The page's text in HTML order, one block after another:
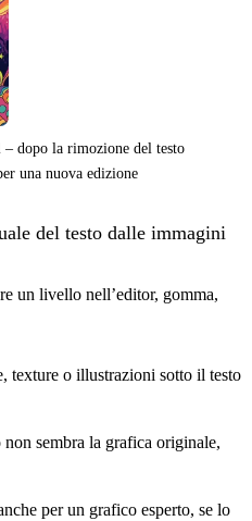
dopo la rimozione del testo
una nuova edizione
del testo dalle immagini
un livello nell’editor, gomma,
texture o illustrazioni sotto il testo
sembra la grafica originale,
per un grafico esperto, se lo